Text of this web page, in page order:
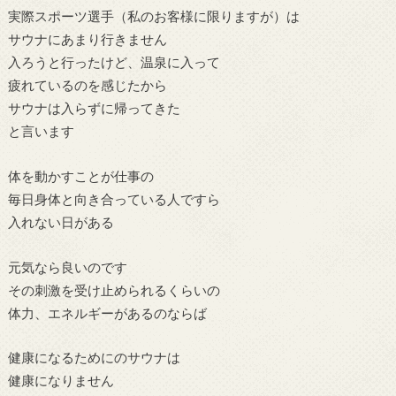
実際スポーツ選手（私のお客様に限りますが）は
サウナにあまり行きません
入ろうと行ったけど、温泉に入って
疲れているのを感じたから
サウナは入らずに帰ってきた
と言います
体を動かすことが仕事の
毎日身体と向き合っている人ですら
入れない日がある
元気なら良いのです
その刺激を受け止められるくらいの
体力、エネルギーがあるのならば
健康になるためにのサウナは
健康になりません